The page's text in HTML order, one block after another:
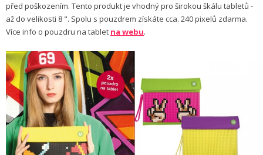
před poškozením. Tento produkt je vhodný pro širokou škálu tabletů -
až do velikosti 8 ". Spolu s pouzdrem získáte cca. 240 pixelů zdarma.
Více info o pouzdru na tablet na webu.